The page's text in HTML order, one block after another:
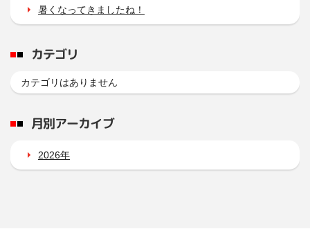
暑くなってきましたね！
カテゴリ
カテゴリはありません
月別アーカイブ
2026年